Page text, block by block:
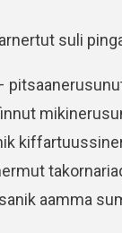
suli
aamma